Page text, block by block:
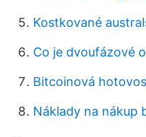
Kostkované
Co je dvoufázové
Bitcoinová
Náklady na nákup